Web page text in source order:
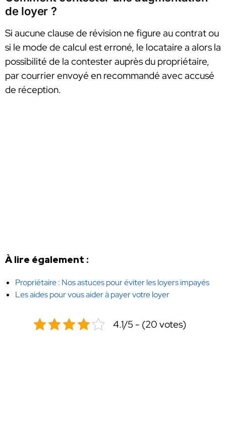
de loyer ?
Si aucune clause de révision ne figure au contrat ou
si le mode de calcul est erroné, le locataire a alors la
possibilité de la contester auprès du propriétaire,
par courrier envoyé en recommandé avec accusé
de réception.
À lire également :
Propriétaire : Nos astuces pour éviter les loyers impayés
Les aides pour vous aider à payer votre loyer
4.1/5 - (20 votes)